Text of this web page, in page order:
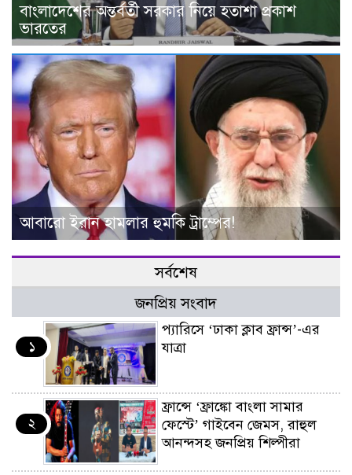
বাংলাদেশের অন্তর্বর্তী সরকার নিয়ে হতাশা প্রকাশ
ভারতের
আবারো ইরান হামলার হুমকি ট্রাম্পের!
সর্বশেষ
জনপ্রিয় সংবাদ
১
প্যারিসে ‘ঢাকা ক্লাব ফ্রান্স’-এর
যাত্রা
২
ফ্রান্সে ‘ফ্রাঙ্কো বাংলা সামার
ফেস্টে’ গাইবেন জেমস, রাহুল
আনন্দসহ জনপ্রিয় শিল্পীরা